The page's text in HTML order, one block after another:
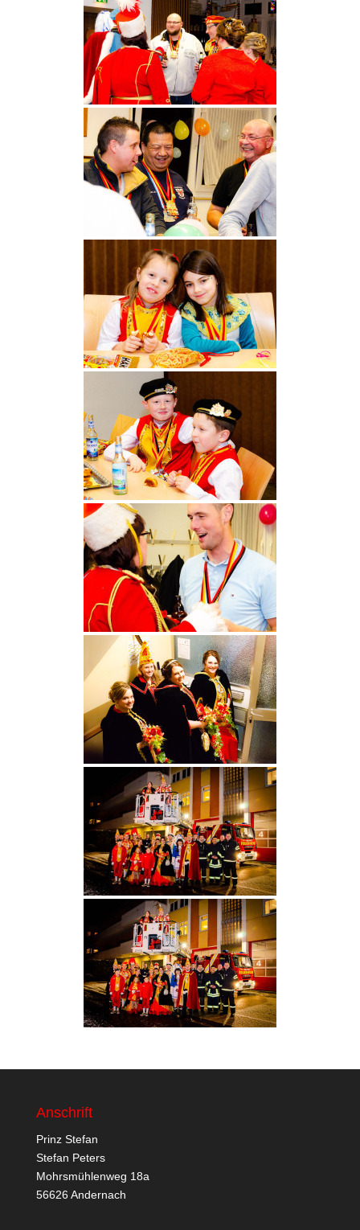
Anschrift
Prinz Stefan
Stefan Peters
Mohrsmühlenweg 18a
56626 Andernach